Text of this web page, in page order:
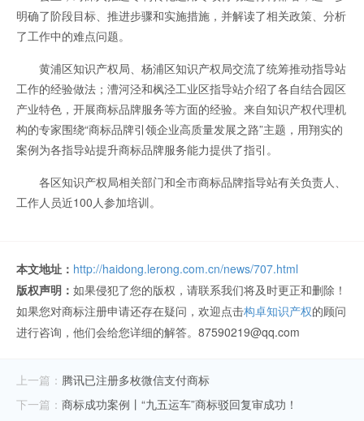
明确了阶段目标、推进步骤和实施措施，并解读了相关政策、分析
了工作中的难点问题。
黄浦区知识产权局、杨浦区知识产权局交流了统筹推动指导站
工作的经验做法；漕河泾和枫泾工业区指导站介绍了各自结合园区
产业特色，开展商标品牌服务等方面的经验。来自知识产权代理机
构的专家围绕“商标品牌引领企业高质量发展之路”主题，用翔实的
案例为各指导站提升商标品牌服务能力提供了指引。
各区知识产权局相关部门和全市商标品牌指导站有关负责人、
工作人员近100人参加培训。
本文地址： http://haidong.lerong.com.cn/news/707.html
版权声明： 如果侵犯了您的版权，请联系我们将及时更正和删除！
如果您对商标注册申请还存在疑问，欢迎点击构卓知识产权的顾问
进行咨询，他们会给您详细的解答。87590219@qq.com
上一篇： 腾讯已注册多枚微信支付商标
下一篇： 商标成功案例丨“九五运车”商标驳回复审成功！